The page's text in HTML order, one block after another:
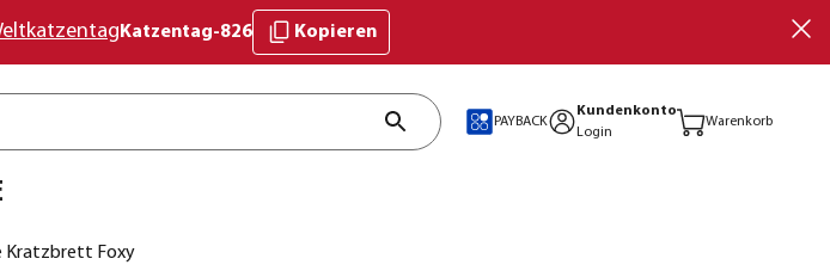
Katzentag-826 Kopieren
PAYBACK
Kundenkonto
Login
Warenkorb
Kratzbrett Foxy